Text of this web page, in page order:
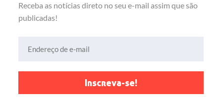
Receba as notícias direto no seu e-mail assim que são
publicadas!
Inscreva-se!